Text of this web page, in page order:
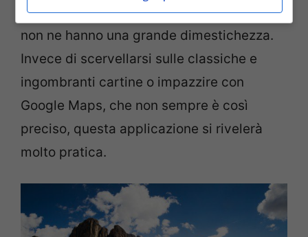
vanno in montagna per la prima volta o
non ne hanno una grande dimestichezza.
Invece di scervellarsi sulle classiche e
ingombranti cartine o impazzire con
Google Maps, che non sempre è così
preciso, questa applicazione si rivelerà
molto pratica.